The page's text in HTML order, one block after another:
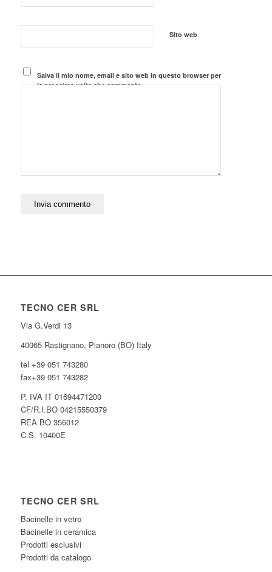
Sito web
Salva il mio nome, email e sito web in questo browser per
la prossima volta che commento.
TECNO CER SRL
Via G.Verdi 13
40065 Rastignano, Pianoro (BO) Italy
tel +39 051 743280
fax+39 051 743282
P. IVA IT 01694471200
CF/R.I.BO 04215550379
REA BO 356012
C.S. 10400E
TECNO CER SRL
Bacinelle in vetro
Bacinelle in ceramica
Prodotti esclusivi
Prodotti da catalogo